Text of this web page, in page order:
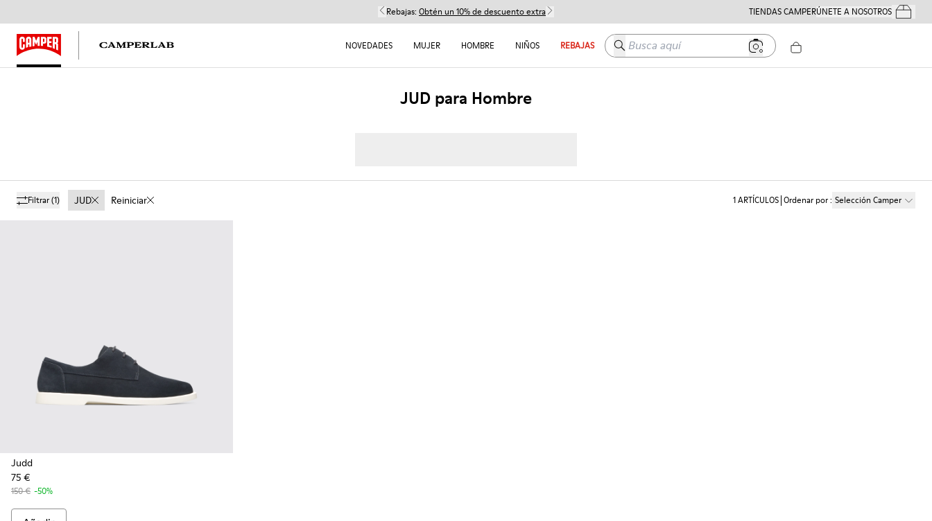
Rebajas: Obtén un 10% de descuento extra TIENDAS CAMPERÚNETE A NOSOTROSTus
NOVEDADES MUJER HOMBRE NIÑOS REBAJAS Busca aquí
JUD para Hombre
Filtrar(1) JUD Reiniciar 1ARTÍCULOS Ordenar por: Selección Camper
Judd
75 €
150 € -50%